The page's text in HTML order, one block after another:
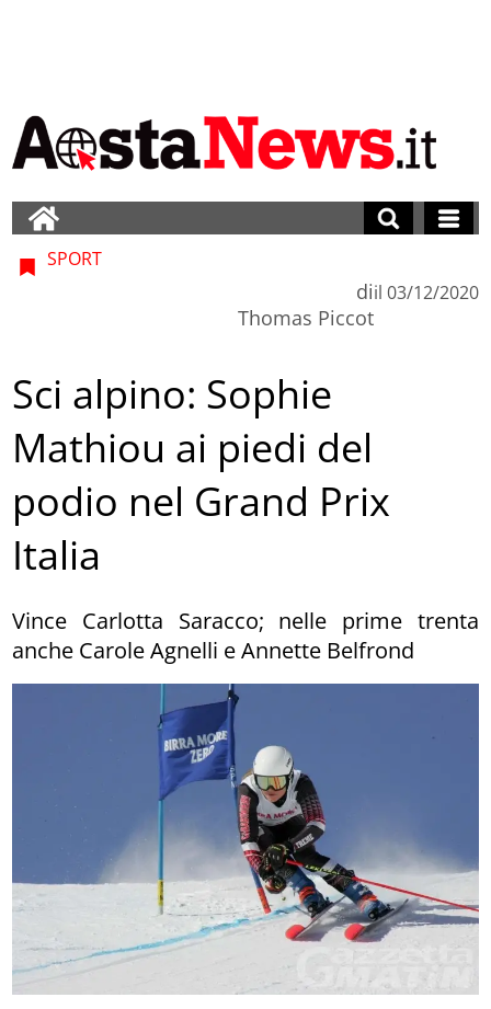
SPORT
di
Thomas Piccot
il 03/12/2020
Sci alpino: Sophie
Mathiou ai piedi del
podio nel Grand Prix
Italia
Vince Carlotta Saracco; nelle prime trenta
anche Carole Agnelli e Annette Belfrond